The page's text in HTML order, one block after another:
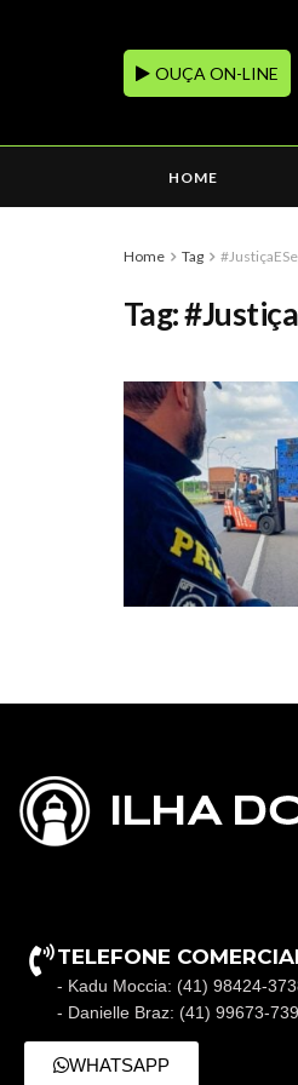
OUÇA ON-LINE
HOME
Home Tag
Tag:
TELEFONE
- Kadu Moccia: (41) 98424-
- Danielle Braz: (41) 99673-
WHATSAPP